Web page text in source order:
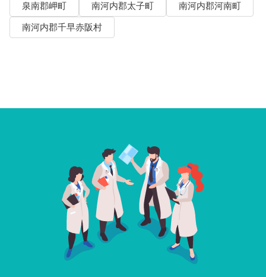
泉南郡岬町
南河内郡太子町
南河内郡河南町
南河内郡千早赤阪村